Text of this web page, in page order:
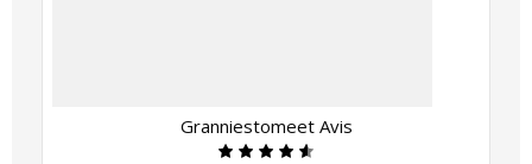
Granniestomeet Avis